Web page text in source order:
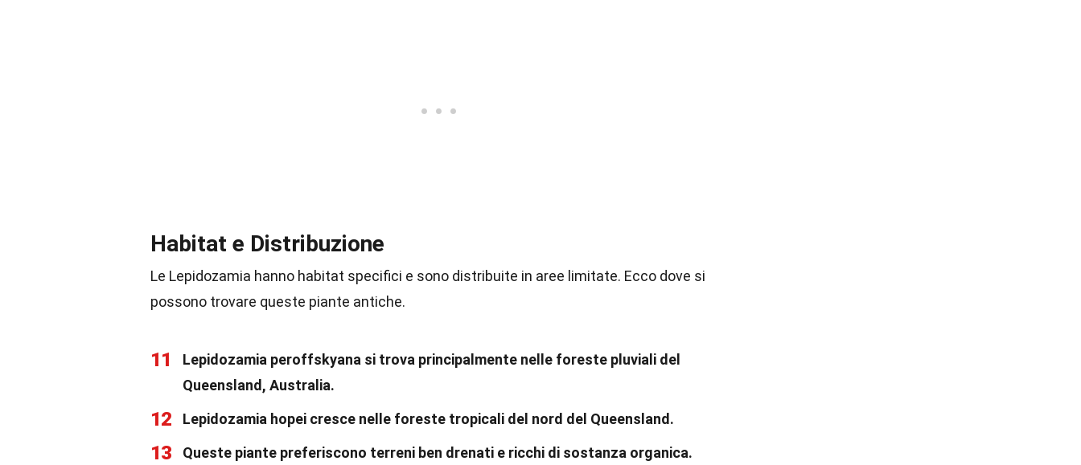
Habitat e Distribuzione
Le Lepidozamia hanno habitat specifici e sono distribuite in aree limitate. Ecco dove si
possono trovare queste piante antiche.
11
Lepidozamia peroffskyana si trova principalmente nelle foreste pluviali del
Queensland, Australia.
12 Lepidozamia hopei cresce nelle foreste tropicali del nord del Queensland.
13 Queste piante preferiscono terreni ben drenati e ricchi di sostanza organica.